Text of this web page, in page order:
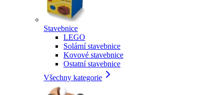
Stavebnice
LEGO
Solární stavebnice
Kovové stavebnice
Ostatní stavebnice
Všechny kategorie